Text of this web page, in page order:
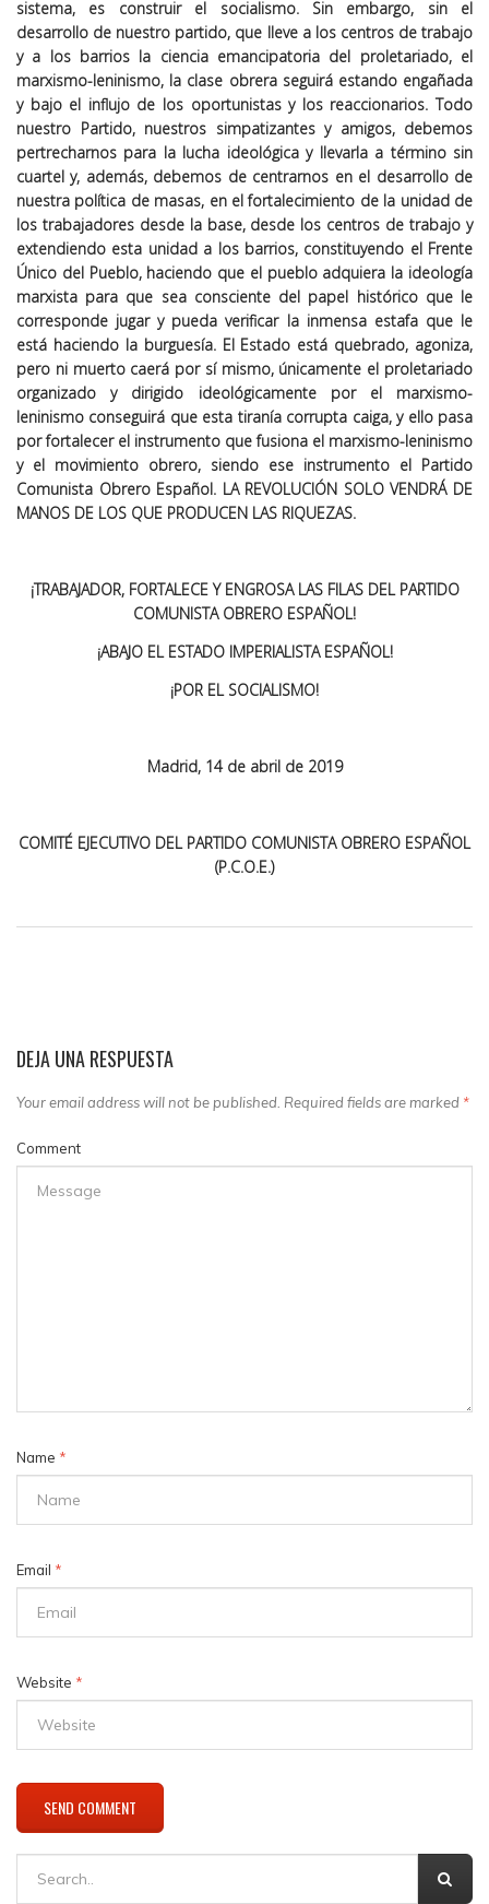
sistema, es construir el socialismo. Sin embargo, sin el
desarrollo de nuestro partido, que lleve a los centros de trabajo
y a los barrios la ciencia emancipatoria del proletariado, el
marxismo-leninismo, la clase obrera seguirá estando engañada
y bajo el influjo de los oportunistas y los reaccionarios. Todo
nuestro Partido, nuestros simpatizantes y amigos, debemos
pertrecharnos para la lucha ideológica y llevarla a término sin
cuartel y, además, debemos de centrarnos en el desarrollo de
nuestra política de masas, en el fortalecimiento de la unidad de
los trabajadores desde la base, desde los centros de trabajo y
extendiendo esta unidad a los barrios, constituyendo el Frente
Único del Pueblo, haciendo que el pueblo adquiera la ideología
marxista para que sea consciente del papel histórico que le
corresponde jugar y pueda verificar la inmensa estafa que le
está haciendo la burguesía. El Estado está quebrado, agoniza,
pero ni muerto caerá por sí mismo, únicamente el proletariado
organizado y dirigido ideológicamente por el marxismo-
leninismo conseguirá que esta tiranía corrupta caiga, y ello pasa
por fortalecer el instrumento que fusiona el marxismo-leninismo
y el movimiento obrero, siendo ese instrumento el Partido
Comunista Obrero Español. LA REVOLUCIÓN SOLO VENDRÁ DE
MANOS DE LOS QUE PRODUCEN LAS RIQUEZAS.
¡TRABAJADOR, FORTALECE Y ENGROSA LAS FILAS DEL PARTIDO
COMUNISTA OBRERO ESPAÑOL!
¡ABAJO EL ESTADO IMPERIALISTA ESPAÑOL!
¡POR EL SOCIALISMO!
Madrid, 14 de abril de 2019
COMITÉ EJECUTIVO DEL PARTIDO COMUNISTA OBRERO ESPAÑOL
(P.C.O.E.)
DEJA UNA RESPUESTA
Your email address will not be published. Required fields are marked *
Comment
Name *
Email *
Website *